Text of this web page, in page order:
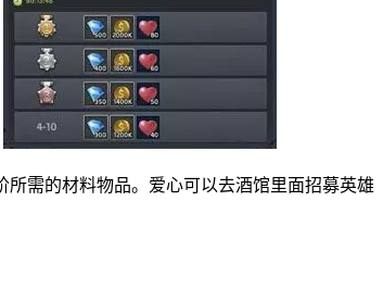
需的材料物品。爱心可以去酒馆里面招募英雄